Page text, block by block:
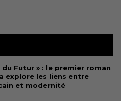
du Futur » : le premier roman
explore les liens entre
et modernité